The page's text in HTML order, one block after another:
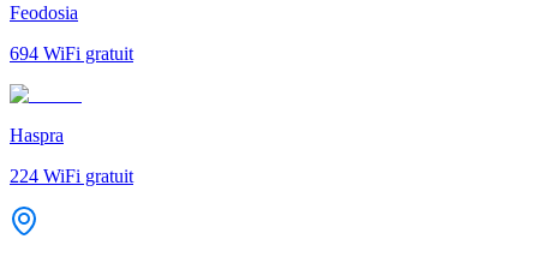
Feodosia
694 WiFi gratuit
Haspra
224 WiFi gratuit